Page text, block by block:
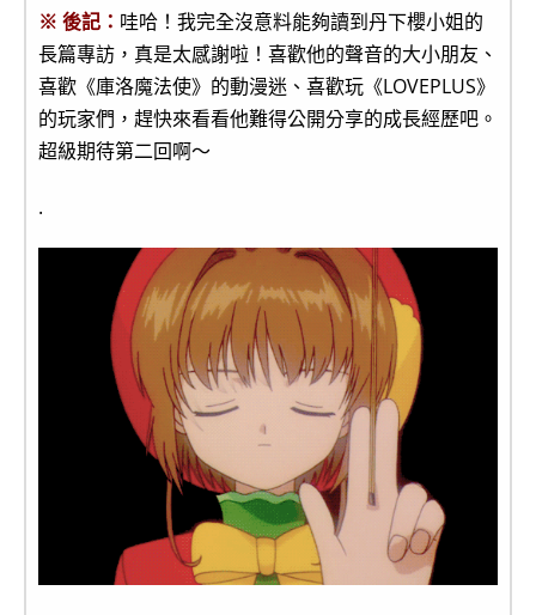
※ 後記： 哇哈！我完全沒意料能夠讀到丹下櫻小姐的
長篇專訪，真是太感謝啦！喜歡他的聲音的大小朋友、
喜歡《庫洛魔法使》的動漫迷、喜歡玩《LOVEPLUS》
的玩家們，趕快來看看他難得公開分享的成長經歷吧。
超級期待第二回啊～
.